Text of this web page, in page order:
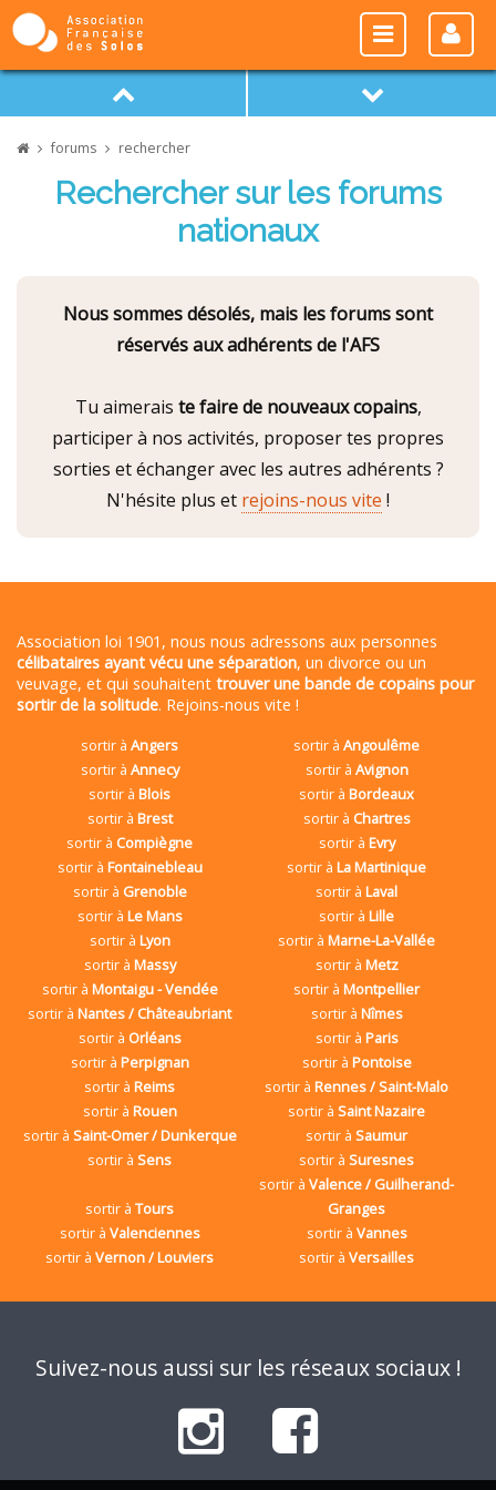
forums rechercher
Rechercher sur les forums
nationaux
Nous sommes désolés, mais les forums sont
réservés aux adhérents de l'AFS
Tu aimerais te faire de nouveaux copains,
participer à nos activités, proposer tes propres
sorties et échanger avec les autres adhérents ?
N'hésite plus et rejoins-nous vite !
Association loi 1901, nous nous adressons aux personnes
célibataires ayant vécu une séparation, un divorce ou un
veuvage, et qui souhaitent trouver une bande de copains pour
sortir de la solitude. Rejoins-nous vite !
sortir àAngers sortir àAngoulême
sortir à Annecy sortir à Avignon
sortir àBlois sortir àBordeaux
sortir à Brest sortir à Chartres
sortir à Compiègne sortir à Evry
sortir à Fontainebleau sortir àLa Martinique
sortir à Grenoble sortir àLaval
sortir à Le Mans sortir àLille
sortir à Lyon sortir àMarne-La-Vallée
sortir à Massy sortir à Metz
sortir à Montaigu - Vendée sortir àMontpellier
sortir àNantes / Châteaubriant sortir à Nîmes
sortir à Orléans sortir à Paris
sortir à Perpignan sortir à Pontoise
sortir àReims sortir àRennes / Saint-Malo
sortir à Rouen sortir àSaint Nazaire
sortir à Saint-Omer / Dunkerque sortir àSaumur
sortir àSens sortir àSuresnes
sortir àTours
sortir àValence / Guilherand-
Granges
sortir à Valenciennes sortir à Vannes
sortir àVernon / Louviers sortir àVersailles
Suivez-nous aussi sur les réseaux sociaux !